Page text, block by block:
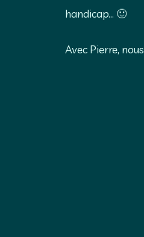
handicap… 🙂
Avec Pierre,